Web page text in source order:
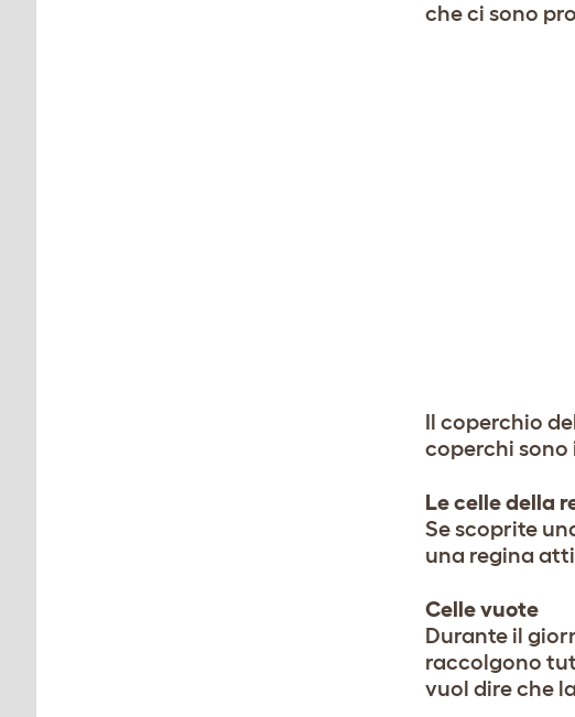
che ci sono
Il coperchio
coperchi sono
Le celle della
Se scoprite
una regina
Celle vuote
Durante il
raccolgono
vuol dire che